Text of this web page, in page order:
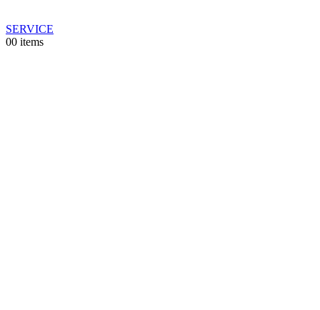
SERVICE
00 items